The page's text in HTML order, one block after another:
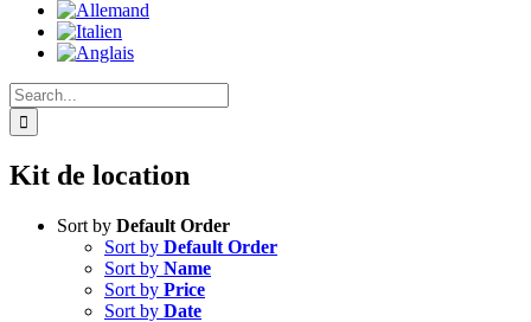
Search
for:
Kit de location
Sort by Default Order
Sort by Default Order
Sort by Name
Sort by Price
Sort by Date